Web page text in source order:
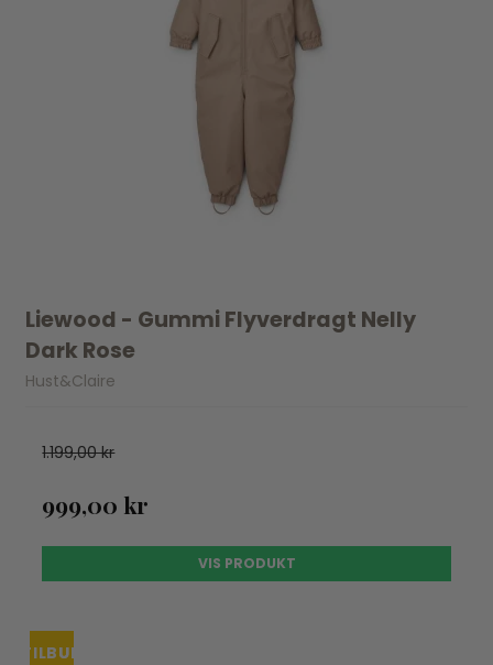
Liewood - Gummi Flyverdragt Nelly
Dark Rose
Hust&Claire
1.199,00 kr
999,00 kr
VIS PRODUKT
TILBUDUDSOLGT